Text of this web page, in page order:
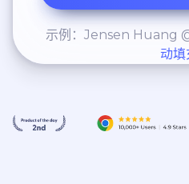
示例：Jensen Huang
动填